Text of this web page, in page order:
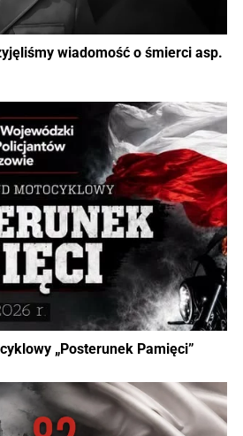
wiadomość o śmierci asp.
„Posterunek Pamięci”